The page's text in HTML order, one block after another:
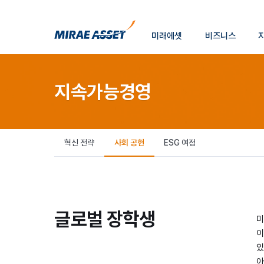
미래에셋 비즈니스
지속가능경영
혁신 전략 사회 공헌 ESG 여정
글로벌 장학생